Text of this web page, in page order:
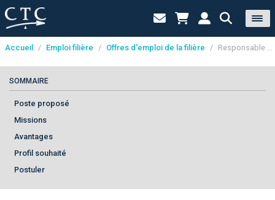
Panneau de gestion des cookies
Accueil / Emploi filière / Offres d'emploi de la filière / Responsable qualité (h/f)
SOMMAIRE
Poste proposé
Missions
Avantages
Profil souhaité
Postuler